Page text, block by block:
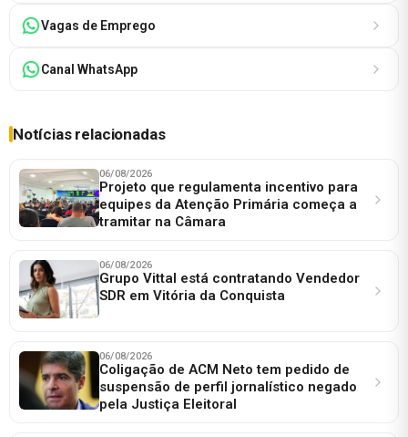
Vagas de Emprego
Canal WhatsApp
Notícias relacionadas
06/08/2026
Projeto que regulamenta incentivo para
equipes da Atenção Primária começa a
tramitar na Câmara
06/08/2026
Grupo Vittal está contratando Vendedor
SDR em Vitória da Conquista
06/08/2026
Coligação de ACM Neto tem pedido de
suspensão de perfil jornalístico negado
pela Justiça Eleitoral